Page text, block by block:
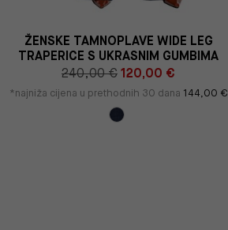
ŽENSKE TAMNOPLAVE WIDE LEG
TRAPERICE S UKRASNIM GUMBIMA
240,00 €120,00 €
*najniža cijena u prethodnih 30 dana 144,00 €